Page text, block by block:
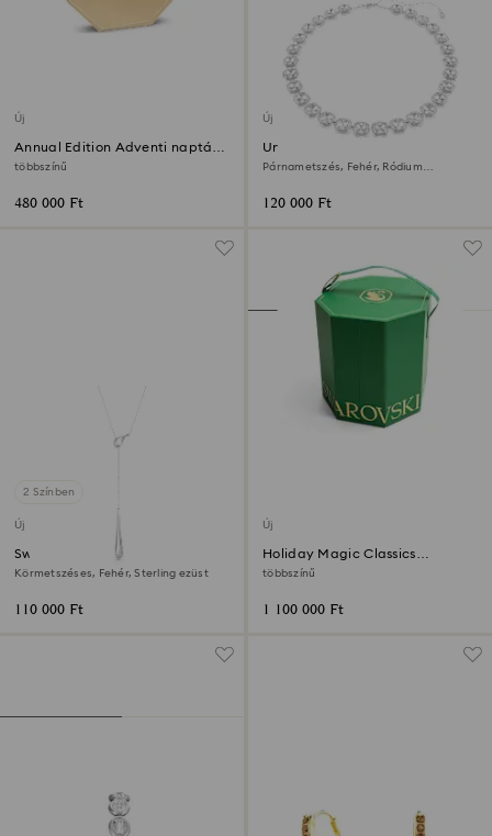
Új
Annual Edition Adventi naptár
2026
többszínű
480 000 Ft
Új
Una Angelic nyaklánc
Párnametszés, Fehér, Ródium
120 000 Ft
2 Színben
Új
Swarovski Classica Y-medál
Körmetszéses, Fehér, Sterling ezüst
110 000 Ft
Új
Holiday Magic Classics
Karácsonyfadísz szett
többszínű
1 100 000 Ft